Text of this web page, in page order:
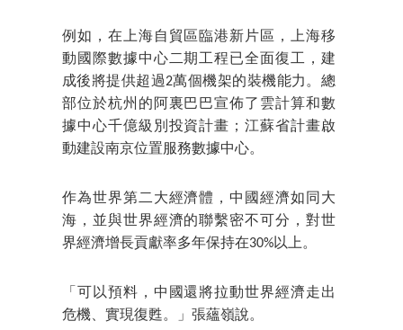
例如，在上海自貿區臨港新片區，上海移
動國際數據中心二期工程已全面復工，建
成後將提供超過2萬個機架的裝機能力。總
部位於杭州的阿裏巴巴宣佈了雲計算和數
據中心千億級別投資計畫；江蘇省計畫啟
動建設南京位置服務數據中心。
作為世界第二大經濟體，中國經濟如同大
海，並與世界經濟的聯繫密不可分，對世
界經濟增長貢獻率多年保持在30%以上。
「可以預料，中國還將拉動世界經濟走出
危機、實現復甦。」張蘊嶺說。